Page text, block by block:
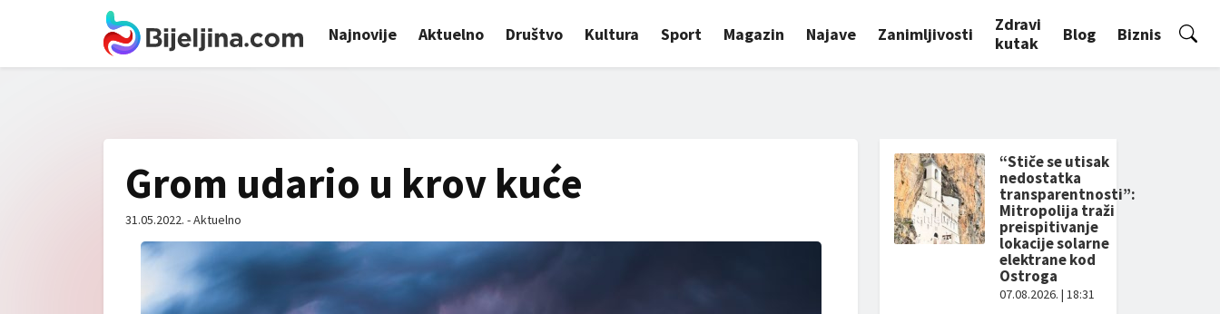
Najnovije Aktuelno Društvo Kultura Sport Magazin Najave Zanimljivosti
Zdravi
kutak
Blog Biznis
Grom udario u krov kuće
31.05.2022. - Aktuelno
“Stiče se utisak
nedostatka
transparentnosti”:
Mitropolija traži
preispitivanje
lokacije solarne
elektrane kod
Ostroga
07.08.2026. | 18:31